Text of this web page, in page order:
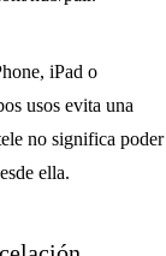
iPad o
usos evita una
no significa poder
ella.